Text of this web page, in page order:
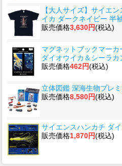
【大人サイズ】サイエ
イカ ダークネイビー 半
販売価格3,630円(税込)
マグネットブックマーカ
ダイオウイカ＆シーラカ
販売価格462円(税込)
立体図鑑 深海生物プレ
販売価格8,580円(税込)
サイエンスハンカチ ダ
販売価格1,870円(税込)